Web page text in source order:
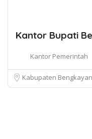
Kantor Bupati
Kantor Pemerintah
Kabupaten